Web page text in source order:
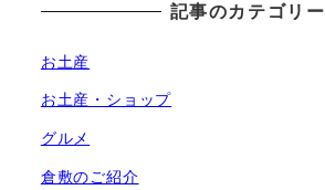
記事のカテゴリー
お土産
お土産・ショップ
グルメ
倉敷のご紹介